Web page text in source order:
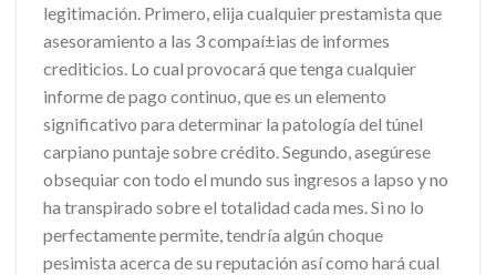
legitimación. Primero, elija cualquier prestamista que
asesoramiento a las 3 compaí±ias de informes
crediticios. Lo cual provocará que tenga cualquier
informe de pago continuo, que es un elemento
significativo para determinar la patologí­a del túnel
carpiano puntaje sobre crédito. Segundo, asegúrese
obsequiar con todo el mundo sus ingresos a lapso y no
ha transpirado sobre el totalidad cada mes. Si no lo
perfectamente permite, tendría algún choque
pesimista acerca de su reputación así­ como hará cual